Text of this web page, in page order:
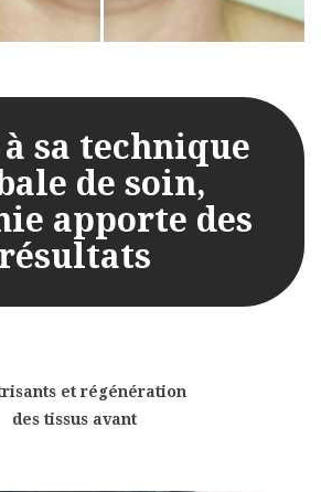
à sa technique
de soin,
apporte des
résultats
et régénération
des tissus avant